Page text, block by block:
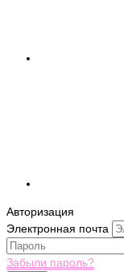
Авторизация
Электронная почта
Забыли пароль?